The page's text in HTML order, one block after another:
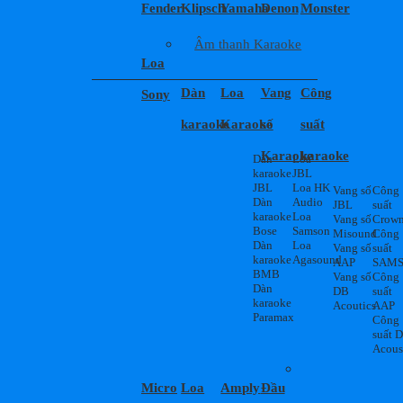
FenderKlipschYamahaDenonMonster
Loa
Sony
Âm thanh Karaoke
Dàn
karaoke
Dàn
karaoke
JBL
Dàn
karaoke
Bose
Dàn
karaoke
BMB
Dàn
karaoke
Paramax
Loa
Karaoke
Loa
JBL
Loa HK
Audio
Loa
Samson
Loa
Agasound
Vang
số
Karaoke
Vang số
JBL
Vang số
Misound
Vang số
AAP
Vang số
DB
Acoutics
Công
suất
karaoke
Công
suất
Crown
Công
suất
Công
suất
AAP
Công
suất
Micro Loa AmplyĐầu